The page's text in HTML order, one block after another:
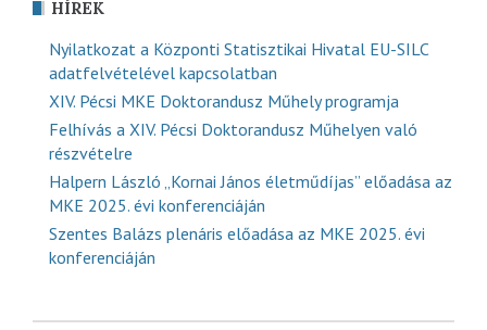
HÍREK
Nyilatkozat a Központi Statisztikai Hivatal EU-SILC
adatfelvételével kapcsolatban
XIV. Pécsi MKE Doktorandusz Műhely programja
Felhívás a XIV. Pécsi Doktorandusz Műhelyen való
részvételre
Halpern László „Kornai János életműdíjas” előadása az
MKE 2025. évi konferenciáján
Szentes Balázs plenáris előadása az MKE 2025. évi
konferenciáján